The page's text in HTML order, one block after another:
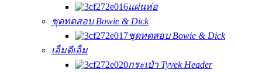
แผ่นห่อ
ชุดทดสอบ Bowie & Dick
ชุดทดสอบ Bowie & Dick
เอ็มดีเอ็ม
กระเป๋า Tyvek Header